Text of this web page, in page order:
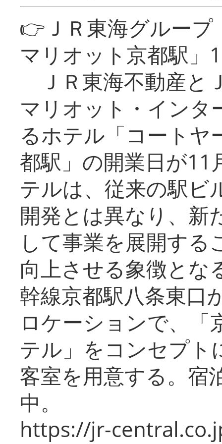
👉ＪＲ東海グルー
マリオット京都駅」
ＪＲ東海不動産と
マリオット・インタ
るホテル「コートヤ
都駅」の開業日が11
テルは、従来の駅ビ
開発とは異なり、新
して事業を展開する
向上させる象徴とな
幹線京都駅八条東口
ロケーションで、「
テル」をコンセプト
客室を用意する。宿
中。
https://jr-